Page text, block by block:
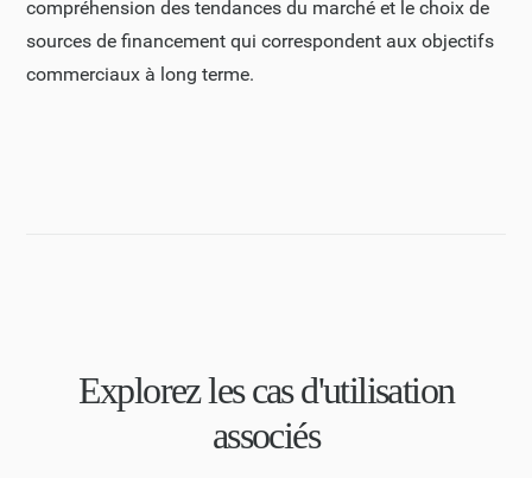
compréhension des tendances du marché et le choix de
sources de financement qui correspondent aux objectifs
commerciaux à long terme.
Explorez les cas d'utilisation
associés